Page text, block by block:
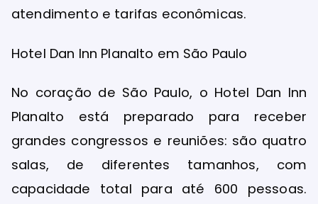
atendimento e tarifas econômicas.
Hotel Dan Inn Planalto em São Paulo
No coração de São Paulo, o Hotel Dan Inn
Planalto está preparado para receber
grandes congressos e reuniões: são quatro
salas, de diferentes tamanhos, com
capacidade total para até 600 pessoas.